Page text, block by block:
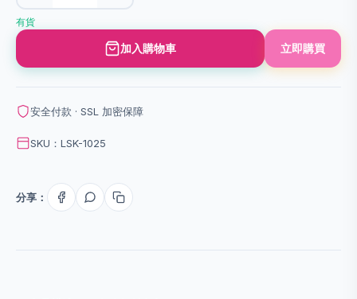
有貨
加入購物車 立即購買
安全付款 · SSL 加密保障
SKU：LSK-1025
分享：